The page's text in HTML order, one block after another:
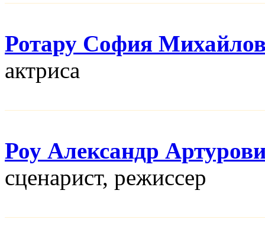
Ротару София
актриса
Роу Александр
сценарист, режисcер